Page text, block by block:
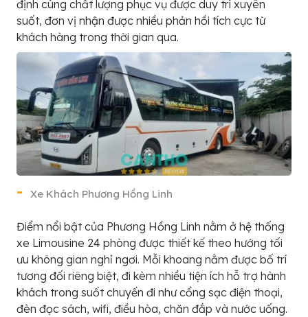
định cùng chất lượng phục vụ được duy trì xuyên
suốt, đơn vị nhận được nhiều phản hồi tích cực từ
khách hàng trong thời gian qua.
Xe Khách Phương Hồng Linh
Điểm nổi bật của Phương Hồng Linh nằm ở hệ thống
xe Limousine 24 phòng được thiết kế theo hướng tối
ưu không gian nghỉ ngơi. Mỗi khoang nằm được bố trí
tương đối riêng biệt, đi kèm nhiều tiện ích hỗ trợ hành
khách trong suốt chuyến đi như cổng sạc điện thoại,
đèn đọc sách, wifi, điều hòa, chăn đắp và nước uống.